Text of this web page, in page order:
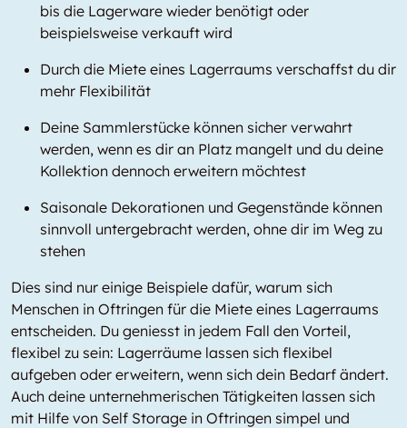
bis die Lagerware wieder benötigt oder
beispielsweise verkauft wird
Durch die Miete eines Lagerraums verschaffst du dir
mehr Flexibilität
Deine Sammlerstücke können sicher verwahrt
werden, wenn es dir an Platz mangelt und du deine
Kollektion dennoch erweitern möchtest
Saisonale Dekorationen und Gegenstände können
sinnvoll untergebracht werden, ohne dir im Weg zu
stehen
Dies sind nur einige Beispiele dafür, warum sich
Menschen in Oftringen für die Miete eines Lagerraums
entscheiden. Du geniesst in jedem Fall den Vorteil,
flexibel zu sein: Lagerräume lassen sich flexibel
aufgeben oder erweitern, wenn sich dein Bedarf ändert.
Auch deine unternehmerischen Tätigkeiten lassen sich
mit Hilfe von Self Storage in Oftringen simpel und